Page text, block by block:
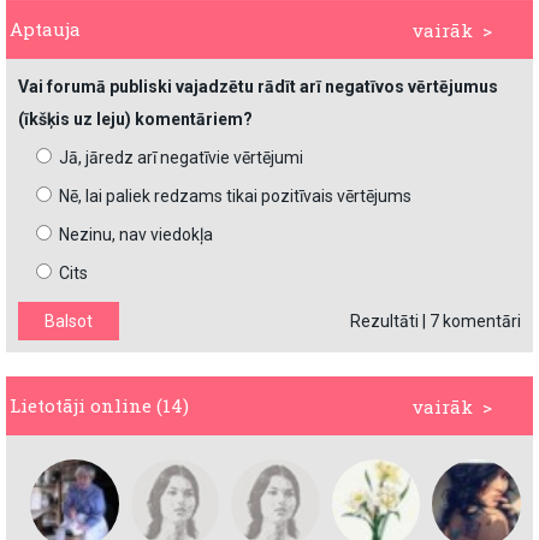
vairāk >
Aptauja
Vai forumā publiski vajadzētu rādīt arī negatīvos vērtējumus
(īkšķis uz leju) komentāriem?
Jā, jāredz arī negatīvie vērtējumi
Nē, lai paliek redzams tikai pozitīvais vērtējums
Nezinu, nav viedokļa
Cits
Rezultāti 7 komentāri
vairāk >
Lietotāji online (14)